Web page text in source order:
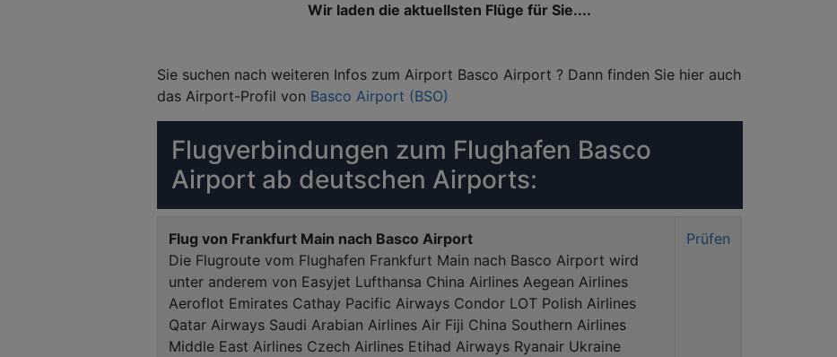
Wir laden die aktuellsten Flüge für Sie....
Sie suchen nach weiteren Infos zum Airport Basco Airport ? Dann finden Sie hier auch
das Airport-Profil von Basco Airport (BSO)
Flugverbindungen zum Flughafen Basco
Airport ab deutschen Airports:
Flug von Frankfurt Main nach Basco Airport
Die Flugroute vom Flughafen Frankfurt Main nach Basco Airport wird
unter anderem von Easyjet Lufthansa China Airlines Aegean Airlines
Aeroflot Emirates Cathay Pacific Airways Condor LOT Polish Airlines
Qatar Airways Saudi Arabian Airlines Air Fiji China Southern Airlines
Middle East Airlines Czech Airlines Etihad Airways Ryanair Ukraine
Prüfen